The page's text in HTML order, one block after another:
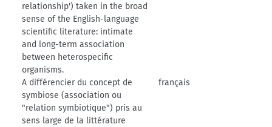
relationship') taken in the broad
sense of the English-language
scientific literature: intimate
and long-term association
between heterospecific
organisms.
A différencier du concept de
symbiose (association ou
"relation symbiotique") pris au
sens large de la littérature
français